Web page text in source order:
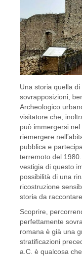
Una storia quella
sovrapposizioni,
Archeologico
visitatore che,
può immergersi
riemergere
pubblica e
terremoto del
vestigia di questo
possibilità di una
ricostruzione
storia da
Scoprire,
perfettamente
romana è già una
stratificazioni
a.C. è qualcosa